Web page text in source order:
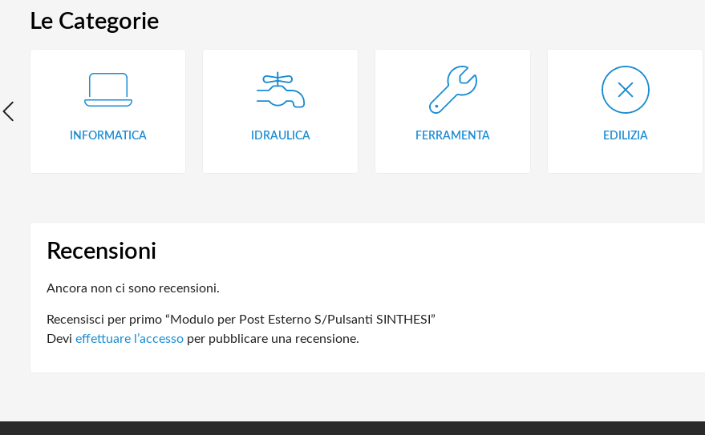
Le Categorie
INFORMATICA IDRAULICA FERRAMENTA EDILIZIA
Recensioni
Ancora non ci sono recensioni.
Recensisci per primo “Modulo per Post Esterno S/Pulsanti SINTHESI”
Devi effettuare l’accesso per pubblicare una recensione.